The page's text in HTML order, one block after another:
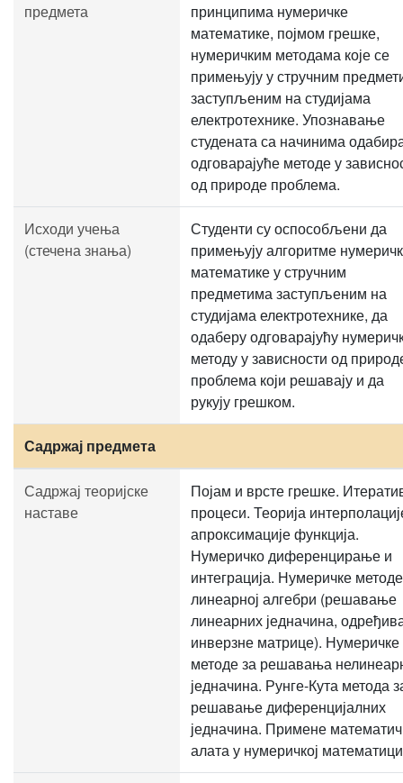
предмета
принципима нумеричке
математике, појмом грешке,
нумеричким методама које се
примењују у стручним
заступљеним на студијама
електротехнике. Упознавање
студената са начинима
одговарајуће методе у
од природе проблема.
Исходи учења
(стечена знања)
Студенти су оспособљени да
примењују алгоритме
математике у стручним
предметима заступљеним на
студијама електротехнике, да
одаберу одговарајућу
методу у зависности од
проблема који решавају и да
рукују грешком.
Садржај предмета
Садржај теоријске
наставе
Појам и врсте грешке.
процеси. Теорија
апроксимације функција.
Нумеричко диференцирање и
интеграција. Нумеричке
линеарној алгебри (решавање
линеарних једначина,
инверзне матрице). Нумеричке
методе за решавања
једначина. Рунге-Кута метода
решавање диференцијалних
једначина. Примене
алата у нумеричкој